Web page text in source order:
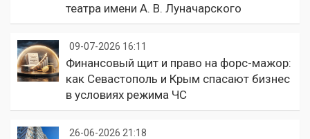
театра имени А. В. Луначарского
09-07-2026 16:11
Финансовый щит и право на форс-мажор:
как Севастополь и Крым спасают бизнес
в условиях режима ЧС
26-06-2026 21:18